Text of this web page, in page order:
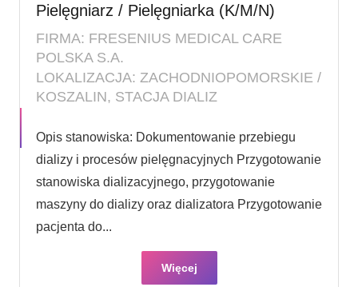
Pielęgniarz / Pielęgniarka (K/M/N)
FIRMA: FRESENIUS MEDICAL CARE
POLSKA S.A.
LOKALIZACJA: ZACHODNIOPOMORSKIE /
KOSZALIN, STACJA DIALIZ
Opis stanowiska: Dokumentowanie przebiegu
dializy i procesów pielęgnacyjnych Przygotowanie
stanowiska dializacyjnego, przygotowanie
maszyny do dializy oraz dializatora Przygotowanie
pacjenta do...
Więcej